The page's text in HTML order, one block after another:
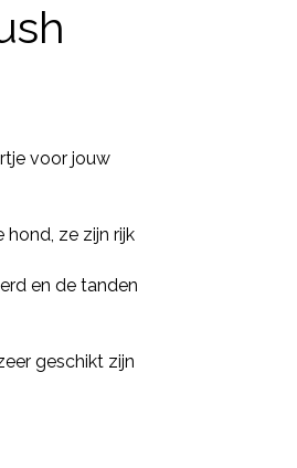
voor jouw
ze zijn rijk
en de tanden
geschikt zijn